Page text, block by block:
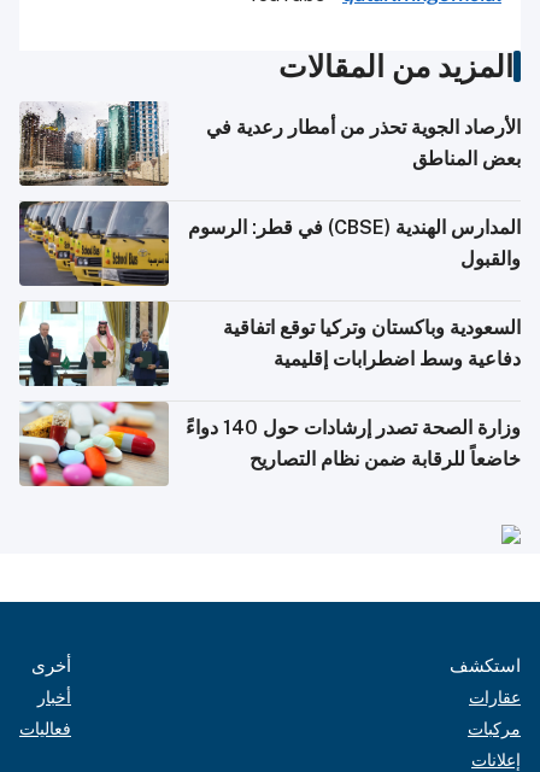
المزيد من المقالات
الأرصاد الجوية تحذر من أمطار رعدية في
بعض المناطق
المدارس الهندية (CBSE) في قطر: الرسوم
والقبول
السعودية وباكستان وتركيا توقع اتفاقية
دفاعية وسط اضطرابات إقليمية
وزارة الصحة تصدر إرشادات حول 140 دواءً
خاضعاً للرقابة ضمن نظام التصاريح
استكشف
عقارات
مركبات
إعلانات
أخرى
أخبار
فعاليات